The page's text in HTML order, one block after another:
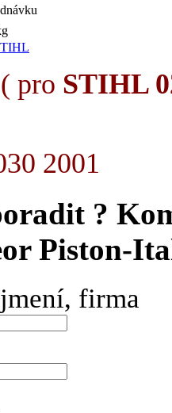
pro STIHL
2001
?
Piston-
firma